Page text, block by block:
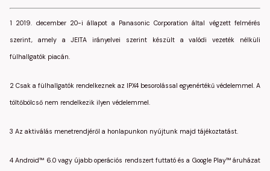
1 2019. december 20-i állapot a Panasonic Corporation által végzett felmérés
szerint, amely a JEITA irányelvei szerint készült a valódi vezeték nélküli
fülhallgatók piacán.
2 Csak a fülhallgatók rendelkeznek az IPX4 besorolással egyenértékű védelemmel. A
töltőbölcső nem rendelkezik ilyen védelemmel.
3 Az aktiválás menetrendjéről a honlapunkon nyújtunk majd tájékoztatást.
4 Android™ 6.0 vagy újabb operációs rendszert futtató és a Google Play™ áruházat